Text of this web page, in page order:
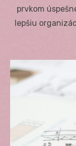
prvkom
lepšiu